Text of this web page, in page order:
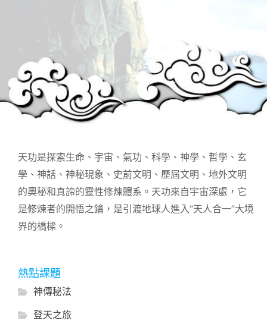
天功是探索生命、宇宙、氣功、科學、神學、哲學、玄
學、神話、神秘現象、史前文明、歷屆文明、地外文明
的奧秘和真諦的靈性修煉體系。天功來自宇宙深處，它
是修煉者的開悟之鑰，是引渡地球人進入“天人合一”大境
界的橋樑。
熱點課題
神傳秘法
登天之旅